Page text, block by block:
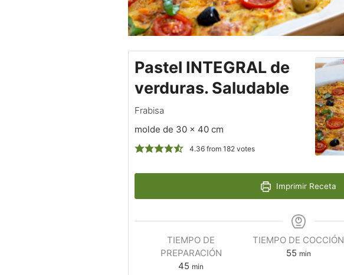
Pastel INTEGRAL de
verduras. Saludable
Frabisa
molde de 30 x 40 cm
4.36from 182votes
Imprimir Receta
TIEMPO DE
PREPARACIÓN
45 min
TIEMPO DE COCCIÓN
55 min